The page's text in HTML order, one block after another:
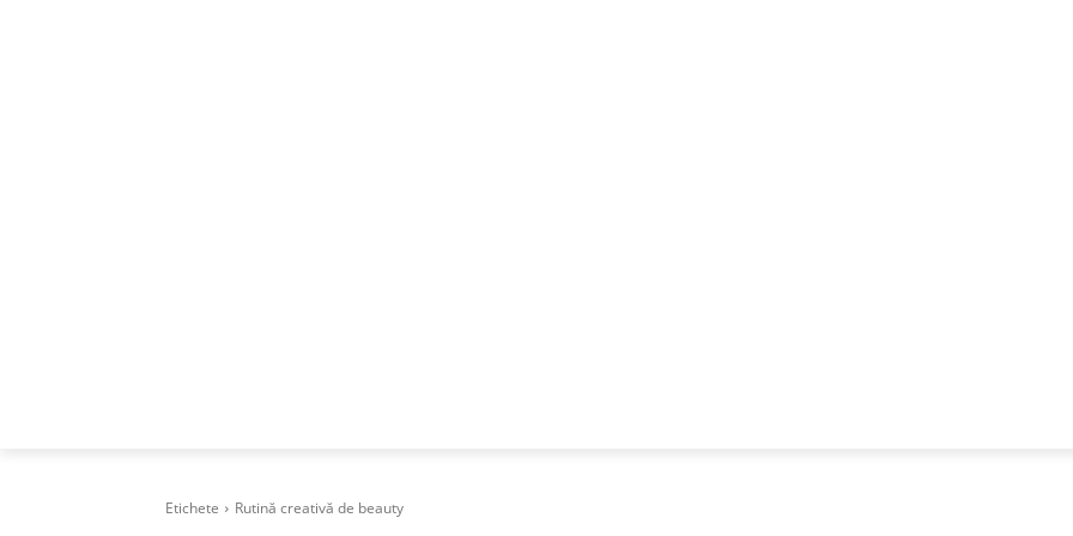
Etichete Rutină creativă de beauty